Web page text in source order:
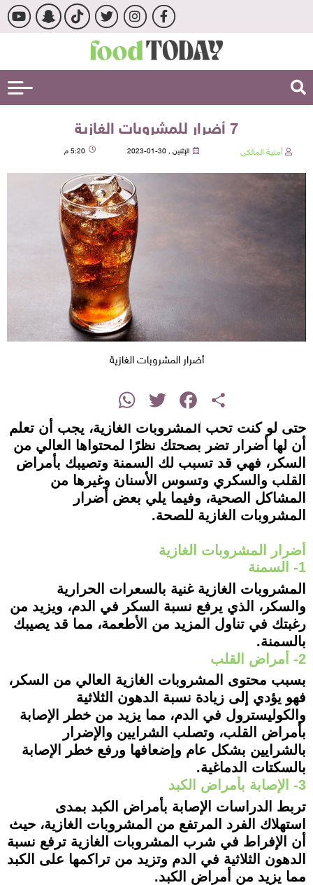
7 أضرار للمشروبات الغازية
أمنية المالكي الإثنين , 30-01-2023 5:20 م
أضرار المشروبات الغازية
Share
Facebook
Twitter
WhatsApp
حتى لو كنت تحب المشروبات الغازية، يجب أن تعلم
أن لها أضرار تضر بصحتك نظرًا لمحتواها العالي من
السكر، فهي قد تسبب لك السمنة وتصيبك بأمراض
القلب والسكري وتسوس الأسنان وغيرها من
المشاكل الصحية، وفيما يلي بعض أضرار
المشروبات الغازية للصحة.
أضرار المشروبات الغازية
1- السمنة
المشروبات الغازية غنية بالسعرات الحرارية
والسكر، الذي يرفع نسبة السكر في الدم، ويزيد من
رغبتك في تناول المزيد من الأطعمة، مما قد يصيبك
بالسمنة.
2- أمراض القلب
بسبب محتوى المشروبات الغازية العالي من السكر،
فهو يؤدي إلى زيادة نسبة الدهون الثلاثية
والكوليسترول في الدم، مما يزيد من خطر الإصابة
بأمراض القلب، وتصلب الشرايين والإضرار
بالشرايين بشكل عام وإضعافها ورفع خطر الإصابة
بالسكتات الدماغية.
3- الإصابة بأمراض الكبد
تربط الدراسات الإصابة بأمراض الكبد بمدى
استهلاك الفرد المرتفع من المشروبات الغازية، حيث
أن الإفراط في شرب المشروبات الغازية ترفع نسبة
الدهون الثلاثية في الدم وتزيد من تراكمها على الكبد
مما يزيد من أمراض الكبد.